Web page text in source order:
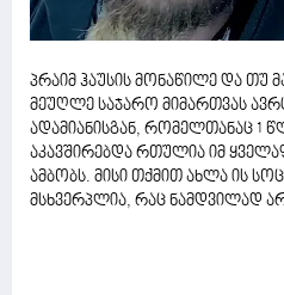
პრაიმ ჰაუსის მონაწილე და თუ
მეუღლე საჯარო მიმართვას
ადამიანისგან, რომელთანაც 1
აკავშირებდა რთულია იმ
ამბობს. მისი თქმით ახლა ის
მსხვერპლია, რაც ნამდვილად